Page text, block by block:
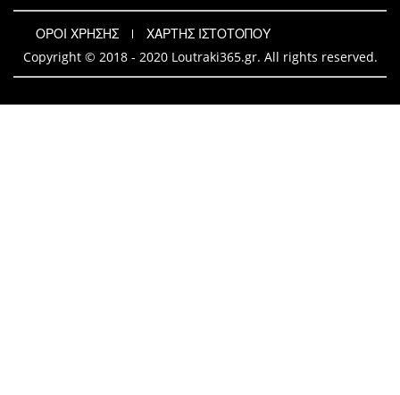
ΟΡΟΙ ΧΡΗΣΗΣ
ΧΑΡΤΗΣ ΙΣΤΟΤΟΠΟΥ
Copyright © 2018 - 2020 Loutraki365.gr. All rights reserved.